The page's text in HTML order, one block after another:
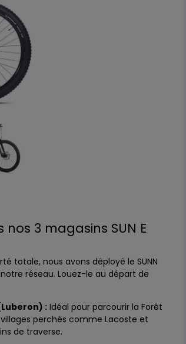
3 magasins SUN E
totale, nous avons déployé le SUNN
réseau. Louez-le au départ de
:Idéal pour parcourir la Forêt
perchés comme Lacoste et
de traverse.